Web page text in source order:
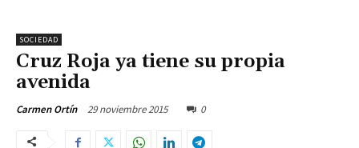
SOCIEDAD
Cruz Roja ya tiene su propia
avenida
Carmen Ortín 29 noviembre 2015 0